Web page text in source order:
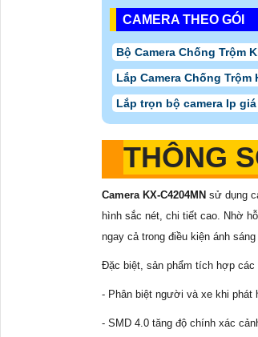
CAMERA THEO GÓI
Bộ Camera Chống Trộm
Lắp Camera Chống
Lắp trọn bộ camera Ip
THÔNG
Camera KX-C4204MN sử dụng
hình sắc nét, chi tiết cao. Nhờ
ngay cả trong điều kiện ánh sáng
Đặc biệt, sản phẩm tích hợp các
- Phân biệt người và xe khi phát
- SMD 4.0 tăng độ chính xác